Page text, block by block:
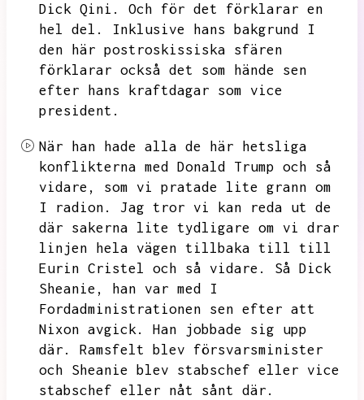
Dick Qini.
Och för det förklarar en
hel del.
Inklusive
hans bakgrund I
den här postroskissiska sfären
förklarar också det som hände sen
efter hans kraftdagar som vice
president.
När han hade alla de här hetsliga
konflikterna med Donald Trump och så
vidare,
som vi pratade lite grann om
I radion.
Jag tror vi kan reda ut de
där sakerna lite tydligare om vi drar
linjen hela vägen tillbaka till till
Eurin Cristel och så vidare.
Så Dick
Sheanie, han var med I
Fordadministrationen sen efter att
Nixon avgick.
Han jobbade sig upp
där. Ramsfelt blev försvarsminister
och Sheanie blev stabschef eller vice
stabschef eller nåt sånt där.